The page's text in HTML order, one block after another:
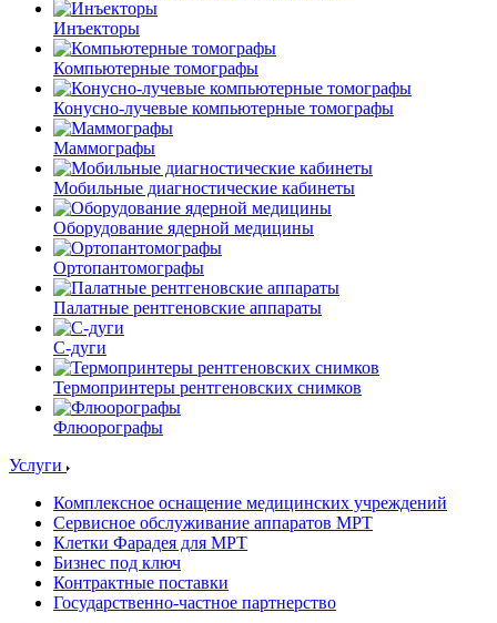
Инъекторы
Компьютерные томографы
Конусно-лучевые компьютерные томографы
Маммографы
Мобильные диагностические кабинеты
Оборудование ядерной медицины
Ортопантомографы
Палатные рентгеновские аппараты
С-дуги
Термопринтеры рентгеновских снимков
Флюорографы
Услуги
Комплексное оснащение медицинских учреждений
Сервисное обслуживание аппаратов МРТ
Клетки Фарадея для МРТ
Бизнес под ключ
Контрактные поставки
Государственно-частное партнерство